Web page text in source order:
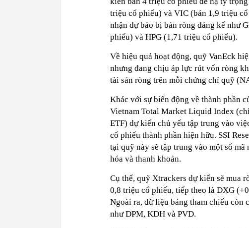
triệu cổ phiếu) và VIC (bán 1,9 triệu
nhận dự báo bị bán ròng đáng kể như
phiếu) và HPG (1,71 triệu cổ phiếu).
Về hiệu quả hoạt động, quỹ VanEck
nhưng đang chịu áp lực rút vốn ròng
tài sản ròng trên mỗi chứng chỉ quỹ
Khác với sự biến động về thành phần
Vietnam Total Market Liquid Index
ETF) dự kiến chủ yếu tập trung vào
cổ phiếu thành phần hiện hữu. SSI
tại quỹ này sẽ tập trung vào một số
hóa và thanh khoản.
Cụ thể, quỹ Xtrackers dự kiến sẽ mua
0,8 triệu cổ phiếu, tiếp theo là DXG
Ngoài ra, dữ liệu bảng tham chiếu còn
như DPM, KDH và PVD.